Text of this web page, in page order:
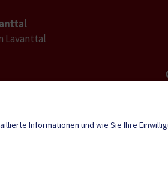
Lavanttal
Informationen und wie Sie Ihre